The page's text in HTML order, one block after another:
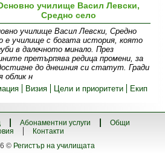
училище Васил Левски,
Средно село
училище Васил Левски, Средно
е училище с богата история, която
в далечното минало. През
претърпява редица промени, за
до днешния си статут. Гради
облик н
Визия Цели и приоритети Екип
Абонаментни услуги
Общи
Контакти
© Регистър на училищата